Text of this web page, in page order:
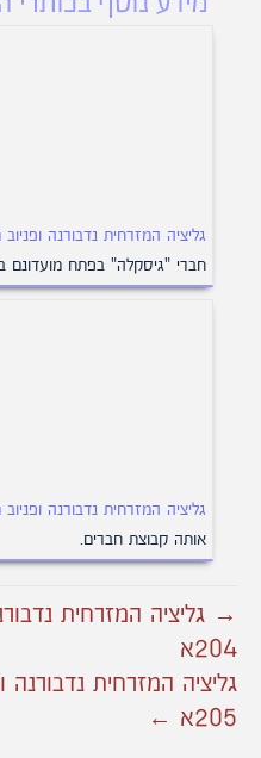
גליציה המזרחית נדבורנה ופניוב
חברי "גיסקלה" בפתח מועדונם
גליציה המזרחית נדבורנה ופניוב
אותה קבוצת חברים.
→ גליציה המזרחית
204א
גליציה המזרחית
205א ←